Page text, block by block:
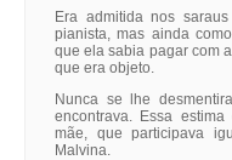
Era admitida nos
pianista, mas ainda
que ela sabia pagar com
que era objeto.
Nunca se lhe
encontrava. Essa
mãe, que participava
Malvina.